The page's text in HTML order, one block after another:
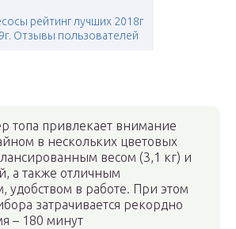
рейтинг лучших 2018г
Отзывы пользователей
топа привлекает внимание
в нескольких цветовых
весом (3,1 кг) и
а также отличным
удобством в работе. При этом
затрачивается рекордно
– 180 минут